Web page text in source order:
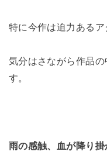
特に今作は迫力あるア
気分はさながら作品
す。
雨の感触、血が降り掛